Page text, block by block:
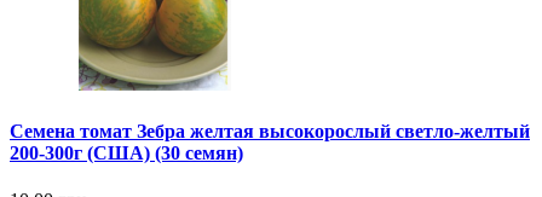
Семена томат Зебра желтая высокорослый светло-желтый
200-300г (США) (30 семян)